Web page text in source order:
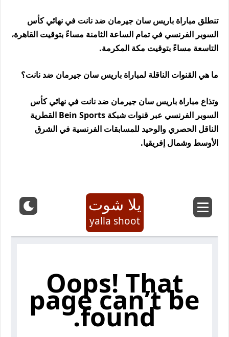
تنطلق مباراة باريس سان جيرمان ضد نانت في نهائي كأس
السوبر الفرنسي في تمام الساعة الثامنة مساءً بتوقيت القاهرة،
التاسعة مساءً بتوقيت مكة المكرمة.
ما هي القنوات الناقلة لمباراة باريس سان جيرمان ضد نانت؟
وتذاع مباراة باريس سان جيرمان ضد نانت في نهائي كأس
السوبر الفرنسي عبر قنوات شبكة Bein Sports القطرية
الناقل الحصري والوحيد للمسابقات الفرنسية في الشرق
الأوسط وشمال إفريقيا.